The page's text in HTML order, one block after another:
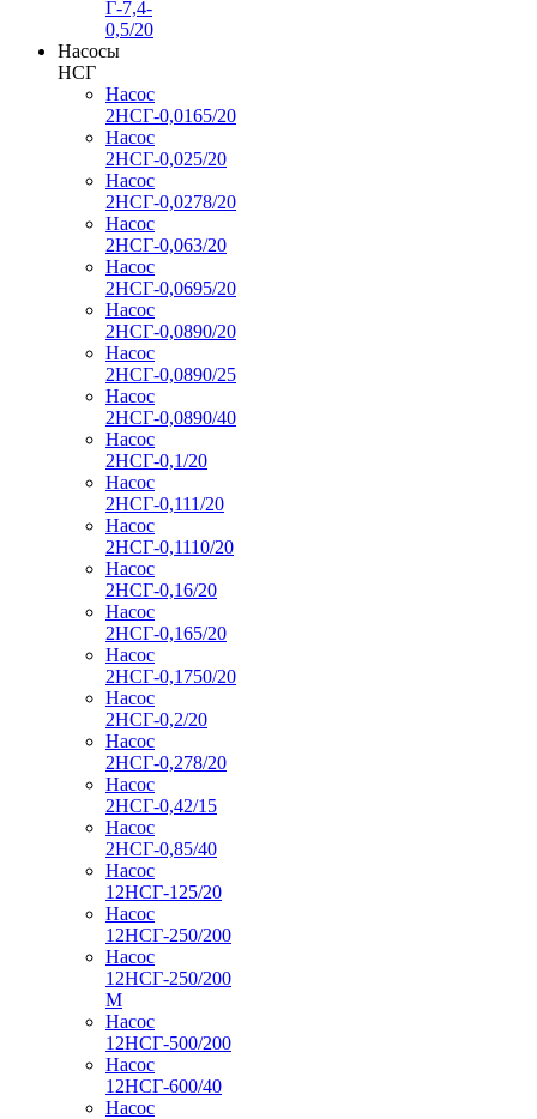
Г-7,4-
0,5/20
Насосы
НСГ
Насос
2НСГ-0,0165/20
Насос
2НСГ-0,025/20
Насос
2НСГ-0,0278/20
Насос
2НСГ-0,063/20
Насос
2НСГ-0,0695/20
Насос
2НСГ-0,0890/20
Насос
2НСГ-0,0890/25
Насос
2НСГ-0,0890/40
Насос
2НСГ-0,1/20
Насос
2НСГ-0,111/20
Насос
2НСГ-0,1110/20
Насос
2НСГ-0,16/20
Насос
2НСГ-0,165/20
Насос
2НСГ-0,1750/20
Насос
2НСГ-0,2/20
Насос
2НСГ-0,278/20
Насос
2НСГ-0,42/15
Насос
2НСГ-0,85/40
Насос
12НСГ-125/20
Насос
12НСГ-250/200
Насос
12НСГ-250/200
М
Насос
12НСГ-500/200
Насос
12НСГ-600/40
Насос